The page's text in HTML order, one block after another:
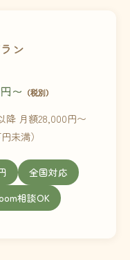
ン
円〜 （税別）
降 月額28,000円〜
未満）
全国対応
相談OK